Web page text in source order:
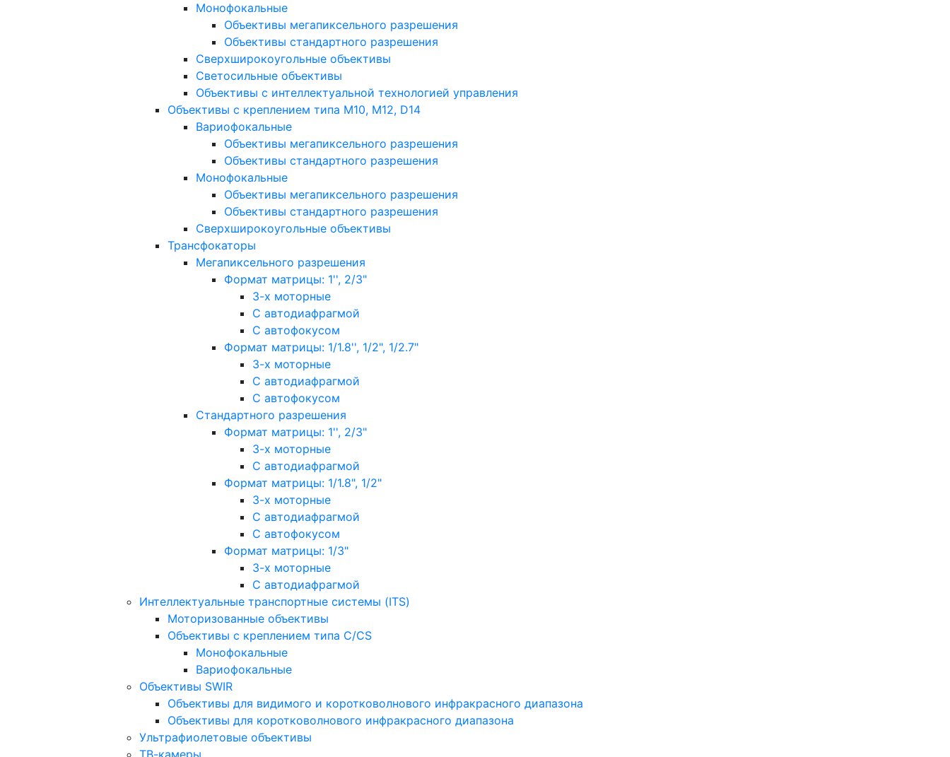
Монофокальные
Объективы мегапиксельного разрешения
Объективы стандартного разрешения
Сверхширокоугольные объективы
Светосильные объективы
Объективы с интеллектуальной технологией управления
Объективы с креплением типа M10, M12, D14
Вариофокальные
Объективы мегапиксельного разрешения
Объективы стандартного разрешения
Монофокальные
Объективы мегапиксельного разрешения
Объективы стандартного разрешения
Сверхширокоугольные объективы
Трансфокаторы
Мегапиксельного разрешения
Формат матрицы: 1'', 2/3"
3-х моторные
С автодиафрагмой
С автофокусом
Формат матрицы: 1/1.8'', 1/2", 1/2.7"
3-х моторные
С автодиафрагмой
С автофокусом
Стандартного разрешения
Формат матрицы: 1'', 2/3"
3-х моторные
С автодиафрагмой
Формат матрицы: 1/1.8", 1/2"
3-х моторные
С автодиафрагмой
С автофокусом
Формат матрицы: 1/3"
3-х моторные
С автодиафрагмой
Интеллектуальные транспортные системы (ITS)
Моторизованные объективы
Объективы с креплением типа C/CS
Монофокальные
Вариофокальные
Объективы SWIR
Объективы для видимого и коротковолнового инфракрасного диапазона
Объективы для коротковолнового инфракрасного диапазона
Ультрафиолетовые объективы
ТВ-камеры